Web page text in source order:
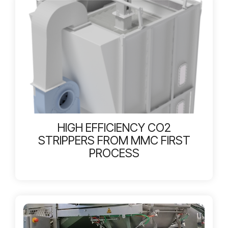
HIGH EFFICIENCY CO2
STRIPPERS FROM MMC FIRST
PROCESS